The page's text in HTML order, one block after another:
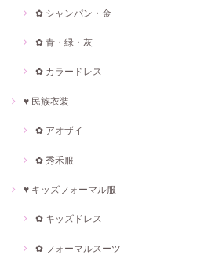
✿ シャンパン・金
✿ 青・緑・灰
✿ カラードレス
♥ 民族衣装
✿ アオザイ
✿ 秀禾服
♥ キッズフォーマル服
✿ キッズドレス
✿ フォーマルスーツ